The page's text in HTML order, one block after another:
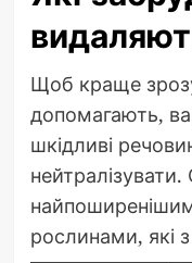
Щоб краще
допомагають,
шкідливі
рослинами, які